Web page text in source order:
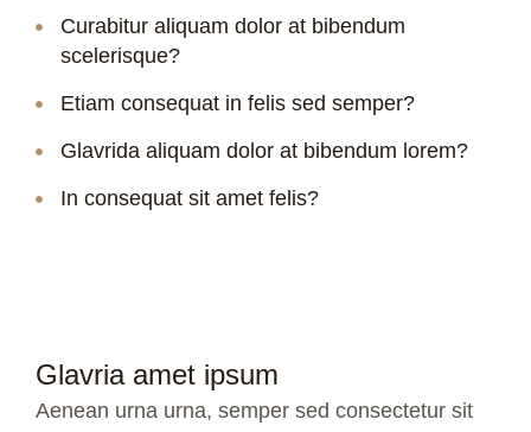
Curabitur aliquam dolor at bibendum
scelerisque?
Etiam consequat in felis sed semper?
Glavrida aliquam dolor at bibendum lorem?
In consequat sit amet felis?
Glavria amet ipsum
Aenean urna urna, semper sed consectetur sit